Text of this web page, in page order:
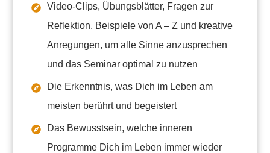
Video-Clips, Übungsblätter, Fragen zur
Reflektion, Beispiele von A – Z und kreative
Anregungen, um alle Sinne anzusprechen
und das Seminar optimal zu nutzen
Die Erkenntnis, was Dich im Leben am
meisten berührt und begeistert
Das Bewusstsein, welche inneren
Programme Dich im Leben immer wieder